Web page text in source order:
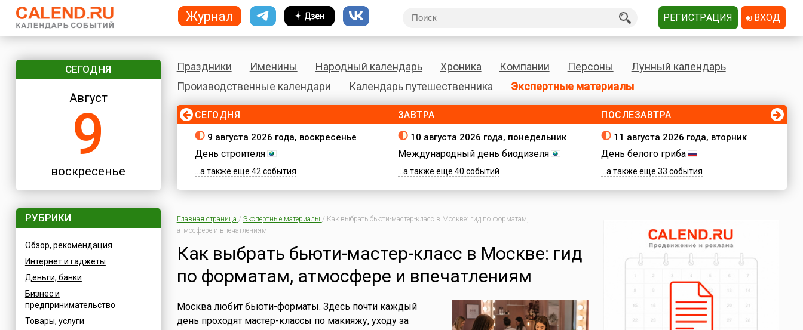
СЕГОДНЯ
Август
9
воскресенье
РУБРИКИ
Обзор, рекомендация
Интернет и гаджеты
Деньги, банки
Бизнес и
предпринимательство
Товары, услуги
Праздники Именины Народный календарь Хроника Компании Персоны
Лунный календарь
Производственные календари
Календарь путешественника Экспертные материалы
СЕГОДНЯ
9 августа 2026 года, воскресенье
День строителя
...а также еще 42 события
ЗАВТРА
10 августа 2026 года, понедельник
Международный день биодизеля
...а также еще 40 событий
ПОСЛЕЗАВТРА
11 августа 2026 года, вторник
День белого гриба
...а также еще 33 события
Главная страница / Экспертные материалы / Как выбрать бьюти-мастер-класс в Москве: гид по форматам,
атмосфере и впечатлениям
Как выбрать бьюти-мастер-класс в Москве: гид
по форматам, атмосфере и впечатлениям
Москва любит бьюти-форматы. Здесь почти каждый
день проходят мастер-классы по макияжу, уходу за
Журнал РЕГИСТРАЦИЯ ВХОД